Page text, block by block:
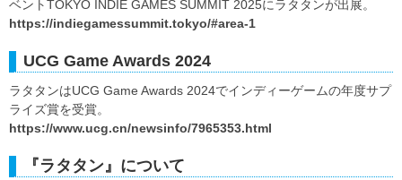
ベントTOKYO INDIE GAMES SUMMIT 2025にラタタンが出展。
https://indiegamessummit.tokyo/#area-1
UCG Game Awards 2024
ラタタンはUCG Game Awards 2024でインディーゲームの年度サプ
ライズ賞を受賞。
https://www.ucg.cn/newsinfo/7965353.html
『ラタタン』について